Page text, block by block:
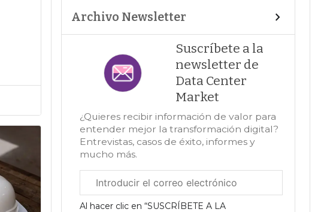
Archivo Newsletter
Suscríbete a la
newsletter de
Data Center
Market
¿Quieres recibir información de valor para
entender mejor la transformación digital?
Entrevistas, casos de éxito, informes y
mucho más.
electrónico
corporativo
Al hacer clic en “SUSCRÍBETE A LA